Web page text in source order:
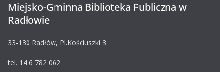
Miejsko-Gminna Biblioteka Publiczna w
Radłowie
33-130 Radłów, Pl.Kościuszki 3
tel. 14 6 782 062